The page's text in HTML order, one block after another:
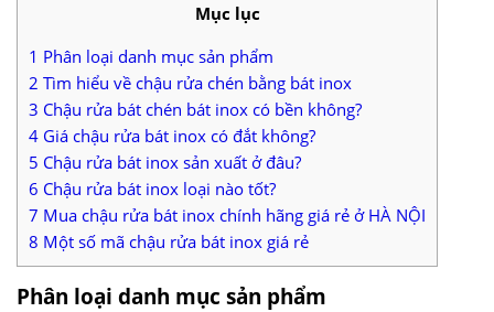
Mục lục
1 Phân loại danh mục sản phẩm
2 Tìm hiểu về chậu rửa chén bằng bát inox
3 Chậu rửa bát chén bát inox có bền không?
4 Giá chậu rửa bát inox có đắt không?
5 Chậu rửa bát inox sản xuất ở đâu?
6 Chậu rửa bát inox loại nào tốt?
7 Mua chậu rửa bát inox chính hãng giá rẻ ở HÀ NỘI
8 Một số mã chậu rửa bát inox giá rẻ
Phân loại danh mục sản phẩm